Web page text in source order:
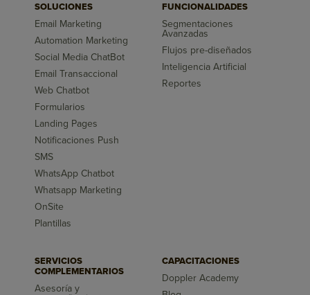
SOLUCIONES
Email Marketing
Automation Marketing
Social Media ChatBot
Email Transaccional
Web Chatbot
Formularios
Landing Pages
Notificaciones Push
SMS
WhatsApp Chatbot
Whatsapp Marketing
OnSite
Plantillas
FUNCIONALIDADES
Segmentaciones
Avanzadas
Flujos pre-diseñados
Inteligencia Artificial
Reportes
SERVICIOS
COMPLEMENTARIOS
Asesoría y
CAPACITACIONES
Doppler Academy